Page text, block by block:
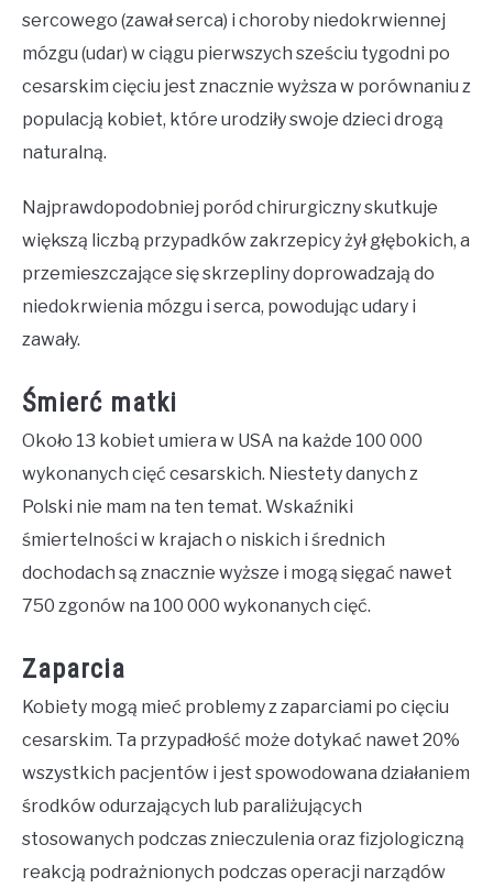
sercowego (zawał serca) i choroby niedokrwiennej
mózgu (udar) w ciągu pierwszych sześciu tygodni po
cesarskim cięciu jest znacznie wyższa w porównaniu z
populacją kobiet, które urodziły swoje dzieci drogą
naturalną.
Najprawdopodobniej poród chirurgiczny skutkuje
większą liczbą przypadków zakrzepicy żył głębokich, a
przemieszczające się skrzepliny doprowadzają do
niedokrwienia mózgu i serca, powodując udary i
zawały.
Śmierć matki
Około 13 kobiet umiera w USA na każde 100 000
wykonanych cięć cesarskich. Niestety danych z
Polski nie mam na ten temat. Wskaźniki
śmiertelności w krajach o niskich i średnich
dochodach są znacznie wyższe i mogą sięgać nawet
750 zgonów na 100 000 wykonanych cięć.
Zaparcia
Kobiety mogą mieć problemy z zaparciami po cięciu
cesarskim. Ta przypadłość może dotykać nawet 20%
wszystkich pacjentów i jest spowodowana działaniem
środków odurzających lub paraliżujących
stosowanych podczas znieczulenia oraz fizjologiczną
reakcją podrażnionych podczas operacji narządów